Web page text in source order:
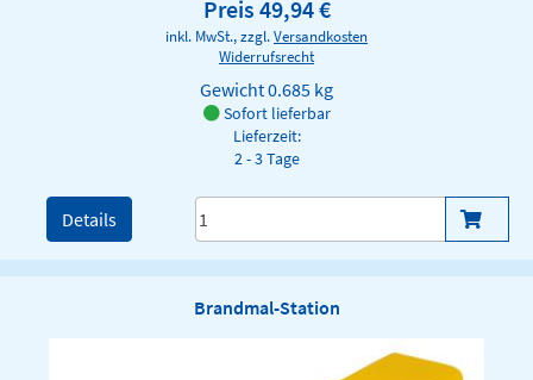
Preis 49,94 €
inkl. MwSt., zzgl.Versandkosten
Widerrufsrecht
Gewicht0.685 kg
Sofort lieferbar
Lieferzeit:
2 - 3 Tage
Details
Brandmal-Station